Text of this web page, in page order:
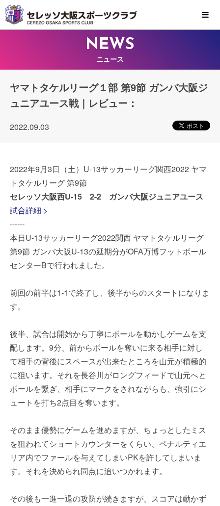
MENU
NEWS
ニュース
ヤマトタケルリーグ１部 第9節 ガンバ大阪ジ
ュニアユース戦｜レビュー：
2022.09.03
2022年9月3日（土）U-13サッカーリーグ関⻄2022 ヤマ
トタケルリーグ 第9節
セレッソ大阪西U-15 2-2 ガンバ大阪ジュニアユース
試合詳細 >
------
本日U-13サッカーリーグ2022関西 ヤマトタケルリーグ
第9節 ガンバ大阪U-13の延期分がOFA万博フットボール
センターBで行われました。
前回の前半は1-1で終了し、後半からのスタートになりま
す。
後半、試合は開始から丁寧にボールを動かしゲームを支
配します。9分、前からボールを奪いに来る相手に対し
て相手の背後にスペースが出来たところを山元が積極的
に狙います。それを長谷川がロングフィードで山元へと
ボールを繋ぎ、相手にマークをされながらも、強引にシ
ュートを打ち2点目を奪います。
そのまま優勢にゲームを進めますが、ちょっとしたミス
を狙われてショートカウンターをくらい、ペナルティエ
リア内でファールを与えてしまいPKを許してしまいま
す。それを決められ同点に追いつかれます。
その後も一進一退の攻防が続きますが、スコアは動かず